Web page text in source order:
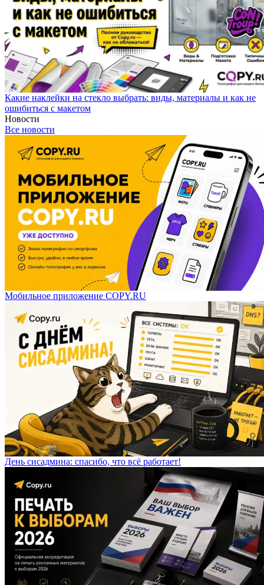
Какие наклейки на стекло выбрать: виды, материалы и как не
ошибиться с макетом
Новости
Все новости
Мобильное приложение COPY.RU
День сисадмина: спасибо, что всё работает!